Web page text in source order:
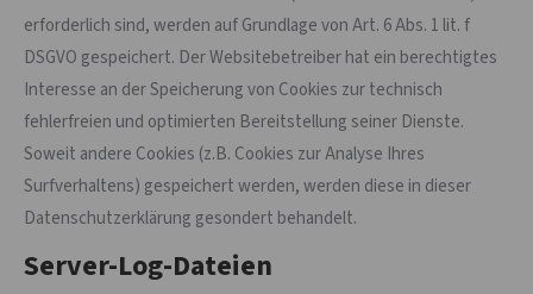
erforderlich sind, werden auf Grundlage von Art. 6 Abs. 1 lit. f
DSGVO gespeichert. Der Websitebetreiber hat ein berechtigtes
Interesse an der Speicherung von Cookies zur technisch
fehlerfreien und optimierten Bereitstellung seiner Dienste.
Soweit andere Cookies (z.B. Cookies zur Analyse Ihres
Surfverhaltens) gespeichert werden, werden diese in dieser
Datenschutzerklärung gesondert behandelt.
Server-Log-Dateien